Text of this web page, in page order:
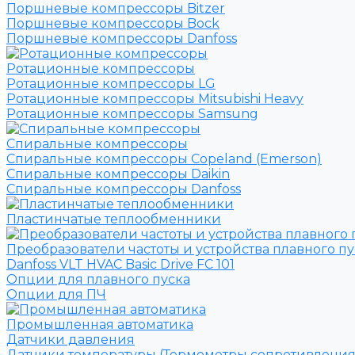
Поршневые компрессоры Bitzer
Поршневые компрессоры Bock
Поршневые компрессоры Danfoss
Ротационные компрессоры
Ротационные компрессоры LG
Ротационные компрессоры Mitsubishi Heavy
Ротационные компрессоры Samsung
Спиральные компрессоры
Спиральные компрессоры Copeland (Emerson)
Спиральные компрессоры Daikin
Спиральные компрессоры Danfoss
Пластинчатые теплообменники
Преобразователи частоты и устройства плавного
Danfoss VLT HVAC Basic Drive FC 101
Опции для плавного пуска
Опции для ПЧ
Промышленная автоматика
Датчики давления